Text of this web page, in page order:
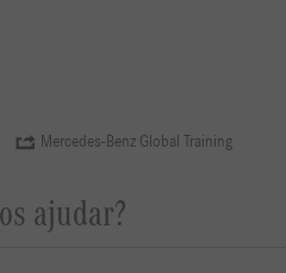
Mercedes-Benz Global Training
ajudar?